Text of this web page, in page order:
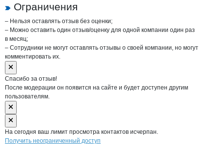
Ограничения
– Нельзя оставлять отзыв без оценки;
– Можно оставить один отзыв/оценку для одной компании один раз
в месяц;
– Сотрудники не могут оставлять отзывы о своей компании, но могут
комментировать их.
Спасибо за отзыв!
После модерации он появится на сайте и будет доступен другим
пользователям.
На сегодня ваш лимит просмотра контактов исчерпан.
Получить неограниченный доступ